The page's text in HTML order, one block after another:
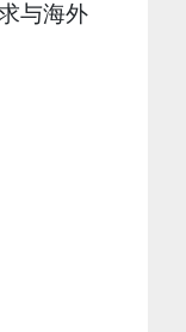
与海外